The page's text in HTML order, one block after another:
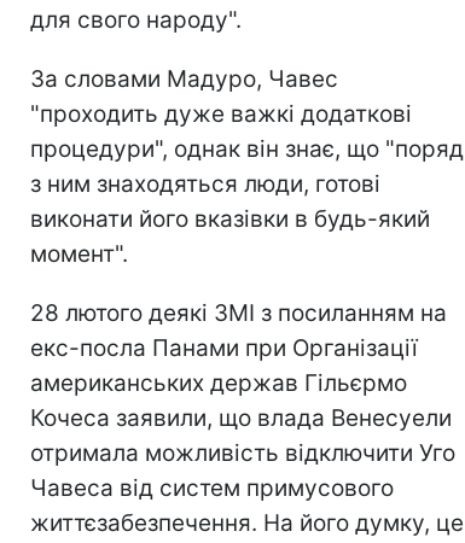
для свого народу".
За словами Мадуро, Чавес
"проходить дуже важкі додаткові
процедури", однак він знає, що "поряд
з ним знаходяться люди, готові
виконати його вказівки в будь-який
момент".
28 лютого деякі ЗМІ з посиланням на
екс-посла Панами при Організації
американських держав Гільєрмо
Кочеса заявили, що влада Венесуели
отримала можливість відключити Уго
Чавеса від систем примусового
життєзабезпечення. На його думку, це